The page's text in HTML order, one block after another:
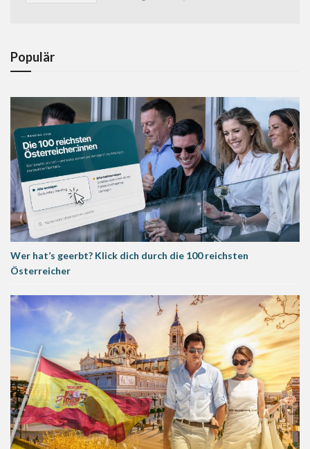
Populär
Wer hat’s geerbt? Klick dich durch die 100 reichsten
Österreicher